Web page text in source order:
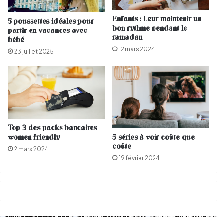
m
'
B
a
r
e
k
o
c
a
n
e
r
e
m
o
r
t
5 poussettes idéales pour
partir en vacances avec
bébé
23 juillet 2025
Enfants : Leur maintenir un
bon rythme pendant le
ramadan
12 mars 2024
Top 3 des packs bancaires
women friendly
2 mars 2024
5 séries à voir coûte que
coûte
19 février 2024